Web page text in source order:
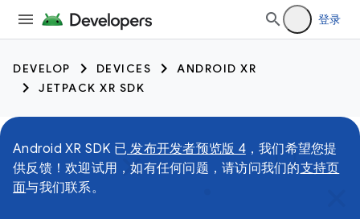
登录
DEVELOP DEVICES
ANDROID XR
JETPACK XR SDK
Android XR SDK 已 发布开发者预览版 4，我们希望您提
供反馈！欢迎试用，如有任何问题，请访问我们的支持页
面与我们联系。